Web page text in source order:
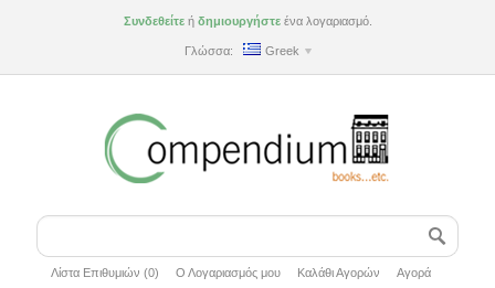
Συνδεθείτεή δημιουργήστεένα λογαριασμό.
Γλώσσα: Greek
Λίστα Επιθυμιών (0) Ο Λογαριασμός μου Καλάθι Αγορών Αγορά